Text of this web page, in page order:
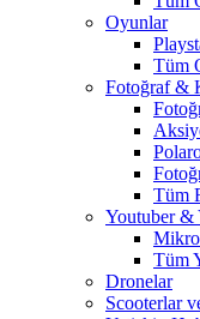
Oyunlar
Tüm
Fotoğraf &
Tüm
Youtuber &
Tüm
Dronelar
Scooterlar